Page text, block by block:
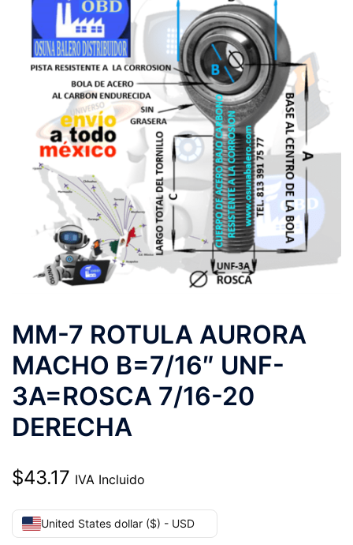
MM-7 ROTULA AURORA
MACHO B=7/16″ UNF-
3A=ROSCA 7/16-20
DERECHA
$43.17 IVA Incluido
United States dollar ($) - USD